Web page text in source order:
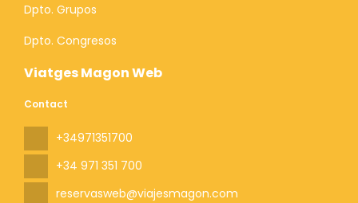
Viatges Magon Web
Contact
+34971351700
+34 971 351 700
reservasweb@viajesmagon.com
Dpto. Grupos
Dpto. Congresos